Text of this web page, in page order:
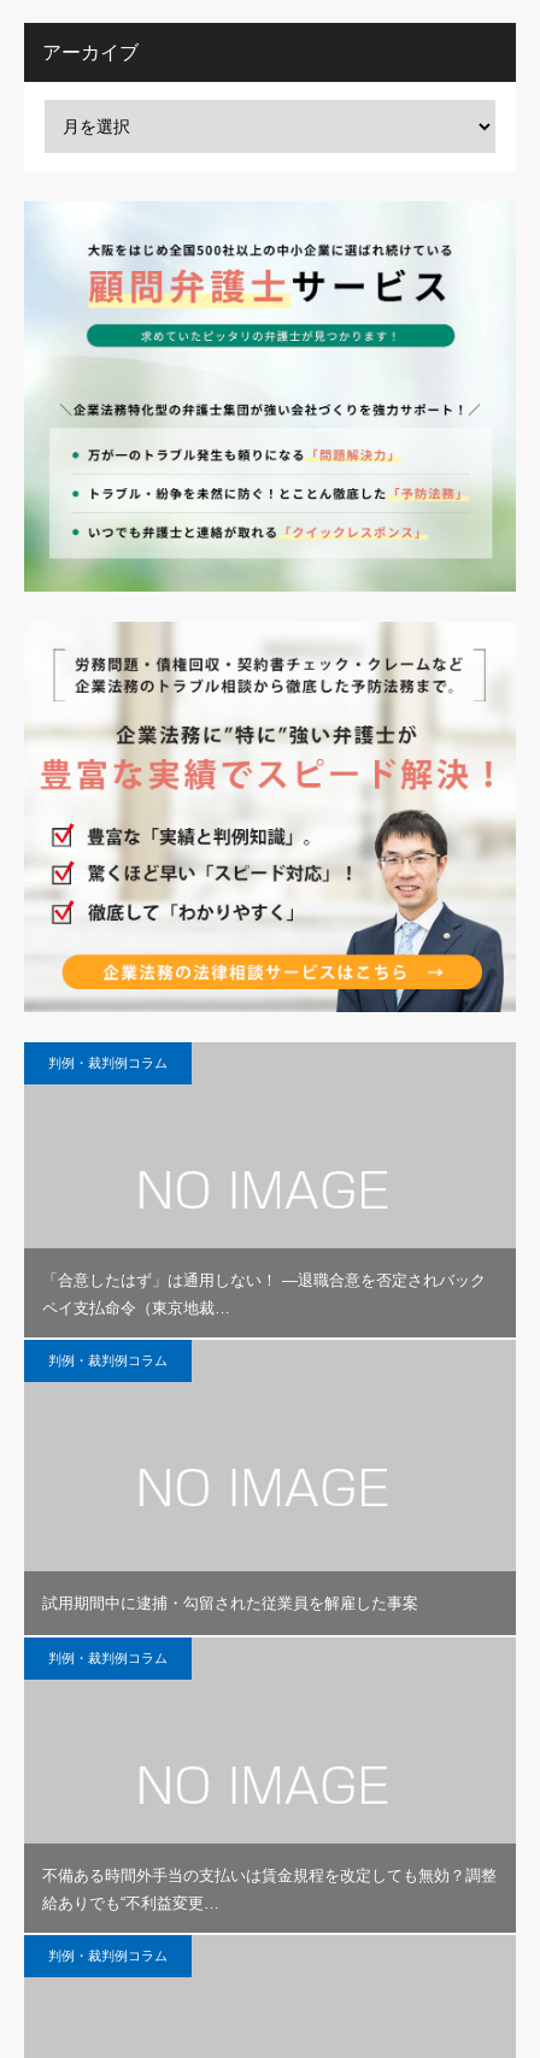
アーカイブ
判例・裁判例コラム
「合意したはず」は通用しない！ ―退職合意を否定されバック
ペイ支払命令（東京地裁…
判例・裁判例コラム
試用期間中に逮捕・勾留された従業員を解雇した事案
判例・裁判例コラム
不備ある時間外手当の支払いは賃金規程を改定しても無効？調整
給ありでも“不利益変更…
判例・裁判例コラム